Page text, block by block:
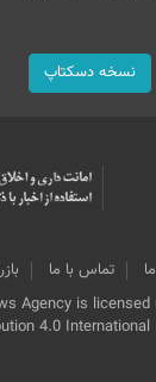
نسخه دسکتاپ
تماس با ما
Agency is licensed
4.0 International